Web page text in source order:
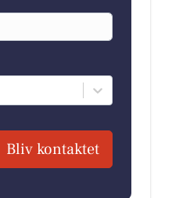
Bliv kontaktet